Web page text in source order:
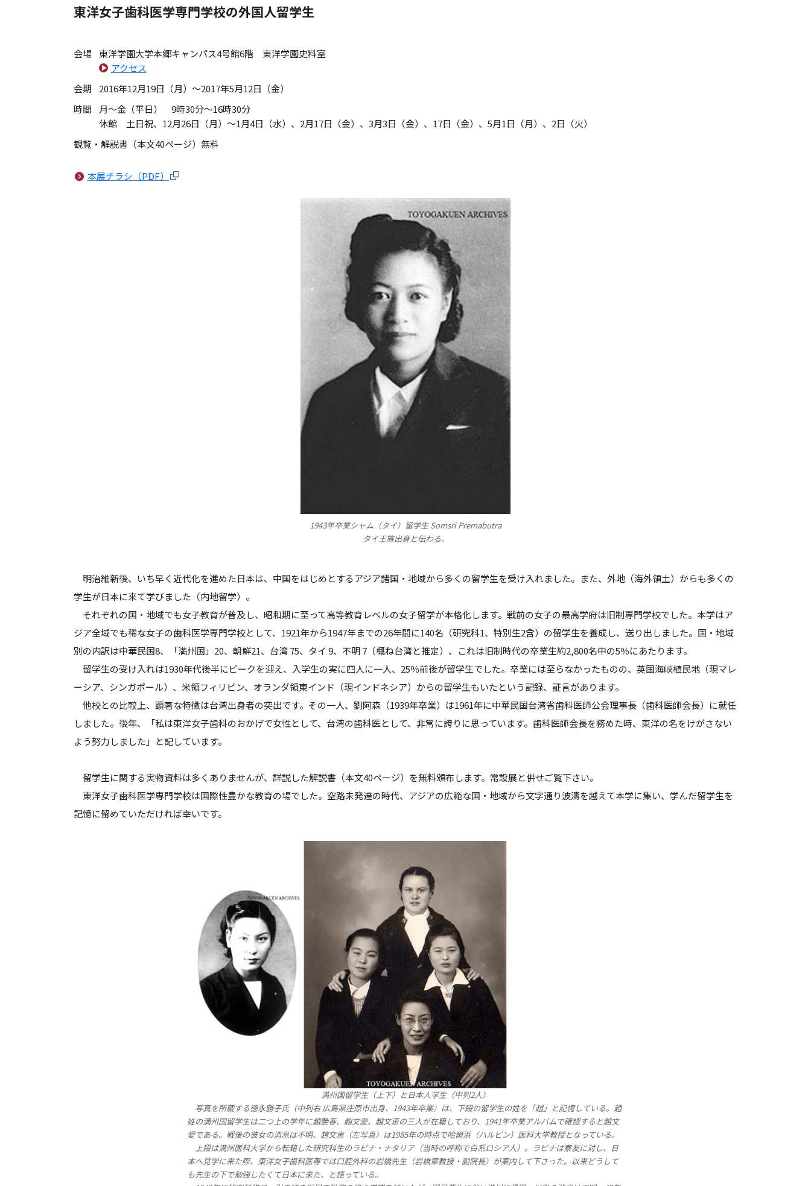
東洋女子歯科医学専門学校の外国人留学生
会場
東洋学園大学本郷キャンパス4号館6階 東洋学園史料室
アクセス
会期
2016年12月19日（月）～2017年5月12日（金）
時間
月～金（平日） 9時30分～16時30分
休館 土日祝、12月26日（月）～1月4日（水）、2月17日（金）、3月3日（金）、17日（金）、5月1日（月）、2日（火）
観覧・解説書（本文40ページ）無料
本展チラシ（PDF）
1943年卒業シャム（タイ）留学生 Somsri Premabutra
タイ王族出身と伝わる。
明治維新後、いち早く近代化を進めた日本は、中国をはじめとするアジア諸国・地域から多くの留学生を受け入れました。また、外地（海外領土）からも多くの
学生が日本に来て学びました（内地留学）。
それぞれの国・地域でも女子教育が普及し、昭和期に至って高等教育レベルの女子留学が本格化します。戦前の女子の最高学府は旧制専門学校でした。本学はア
ジア全域でも稀な女子の歯科医学専門学校として、1921年から1947年までの26年間に140名（研究科1、特別生2含）の留学生を養成し、送り出しました。国・地域
別の内訳は中華民国8、「満州国」20、朝鮮21、台湾 75、タイ 9、不明 7（概ね台湾と推定）、これは旧制時代の卒業生約2,800名中の5％にあたります。
留学生の受け入れは1930年代後半にピークを迎え、入学生の実に四人に一人、25％前後が留学生でした。卒業には至らなかったものの、英国海峡植民地（現マレ
ーシア、シンガポール）、米領フィリピン、オランダ領東インド（現インドネシア）からの留学生もいたという記録、証言があります。
他校との比較上、顕著な特徴は台湾出身者の突出です。その一人、劉阿森（1939年卒業）は1961年に中華民国台湾省歯科医師公会理事長（歯科医師会長）に就任
しました。後年、「私は東洋女子歯科のおかげで女性として、台湾の歯科医として、非常に誇りに思っています。歯科医師会長を務めた時、東洋の名をけがさない
よう努力しました」と記しています。
留学生に関する実物資料は多くありませんが、詳説した解説書（本文40ページ）を無料頒布します。常設展と併せご覧下さい。
東洋女子歯科医学専門学校は国際性豊かな教育の場でした。空路未発達の時代、アジアの広範な国・地域から文字通り波濤を越えて本学に集い、学んだ留学生を
記憶に留めていただければ幸いです。
満州国留学生（上下）と日本人学生（中列2人）
写真を所蔵する徳永勝子氏（中列右 広島県庄原市出身、1943年卒業）は、下段の留学生の姓を「趙」と記憶している。趙
姓の満州国留学生は二つ上の学年に趙艶春、趙文愛、趙文恵の三人が在籍しており、1941年卒業アルバムで確認すると趙文
愛である。戦後の彼女の消息は不明、趙文恵（左写真）は1985年の時点で哈爾浜（ハルビン）医科大学教授となっている。
上段は満州医科大学から転籍した研究科生のラピナ・ナタリア（当時の呼称で白系ロシア人）。ラピナは寮友に対し、日
本へ見学に来た際、東洋女子歯科医専では口腔外科の岩橋先生（岩橋章教授・副院長）が案内して下さった。以来どうして
も先生の下で勉強したくて日本に来た、と語っている。